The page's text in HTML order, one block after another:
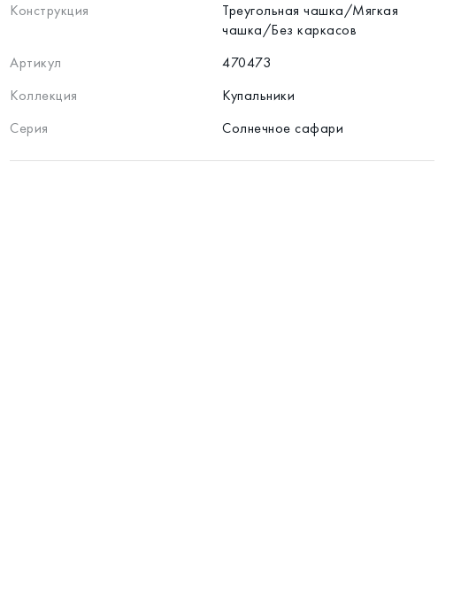
Конструкция
Треугольная чашка/Мягкая
чашка/Без каркасов
Артикул
470473
Коллекция
Купальники
Серия
Солнечное сафари